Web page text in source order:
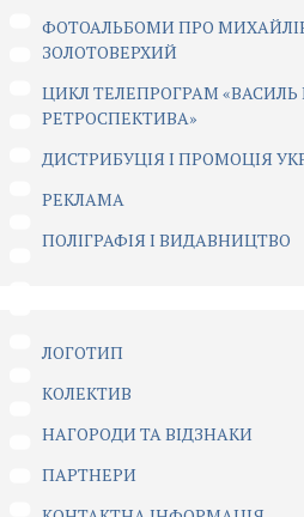
ФОТОАЛЬБОМИ ПРО
ЗОЛОТОВЕРХИЙ
ЦИКЛ ТЕЛЕПРОГРАМ «ВАСИЛЬ
РЕТРОСПЕКТИВА»
ДИСТРИБУЦІЯ І ПРОМОЦІЯ
РЕКЛАМА
ПОЛІГРАФІЯ І ВИДАВНИЦТВО
ЛОГОТИП
КОЛЕКТИВ
НАГОРОДИ ТА ВІДЗНАКИ
ПАРТНЕРИ